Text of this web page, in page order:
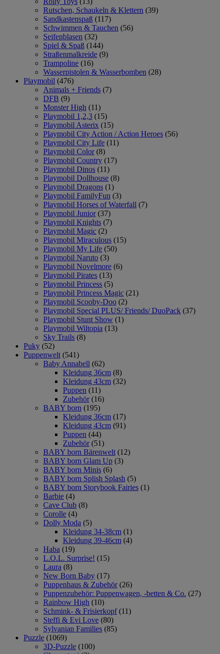
Rutschen, Schaukeln & Klettern (39)
Sandkastenspaß (117)
Schwimmen & Tauchen (56)
Seifenblasen (32)
Spiel & Spaß (144)
Straßenmalkreide (9)
Trampoline (16)
Wasserpistolen & Wasserbomben (28)
Playmobil (476)
Animals + Friends (7)
DFB (9)
Monster High (11)
Playmobil 1,2,3 (15)
Playmobil Asterix (15)
Playmobil City Action / Action Heroes (56)
Playmobil City Life (11)
Playmobil Color (8)
Playmobil Country (17)
Playmobil Dinos (11)
Playmobil Dollhouse (8)
Playmobil Dragons (1)
Playmobil FamilyFun (3)
Playmobil Horses of Waterfall (7)
Playmobil Junior (37)
Playmobil Knights (7)
Playmobil Magic (2)
Playmobil Miraculous (15)
Playmobil My Life (50)
Playmobil Naruto (3)
Playmobil Novelmore (6)
Playmobil Pirates (13)
Playmobil Princess (5)
Playmobil Princess Magic (21)
Playmobil Scooby-Doo (2)
Playmobil Special PLUS/ Friends/ DuoPack (37)
Playmobil Stunt Show (1)
Playmobil Wiltopia (13)
Sky Trails (8)
Puky (52)
Puppenwelt (541)
Baby Annabell (62)
Kleidung 36cm (8)
Kleidung 43cm (32)
Puppen (11)
Zubehör (16)
BABY born (195)
Kleidung 36cm (17)
Kleidung 43cm (91)
Puppen (44)
Zubehör (51)
BABY born Bärenwelt (12)
BABY born Glam Up (3)
BABY born Minis (6)
BABY born Splish Splash (5)
BABY born Storybook Fairies (1)
Barbie (4)
Cave Club (8)
Corolle (4)
Dolly Moda (5)
Kleidung 34-38cm (1)
Kleidung 39-46cm (4)
Haba (19)
L.O.L. Surprise! (15)
Laura (8)
New Born Baby (17)
Puppenhaus & Zubehör (26)
Puppenzubehör: Puppenwagen, -betten & Co. (27)
Rainbow High (10)
Schmink- & Frisierkopf (11)
Steffi & Evi Love (80)
Sylvanian Families (85)
Puzzle (1069)
3D-Puzzle (100)